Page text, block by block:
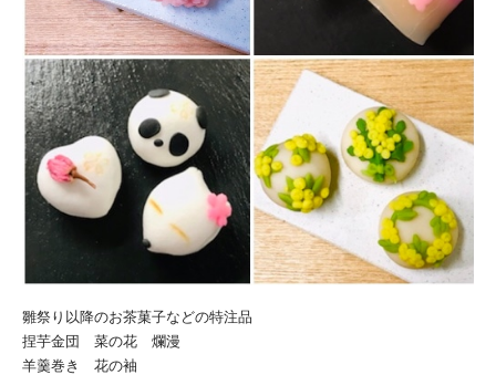
雛祭り以降のお茶菓子などの特注品
捏芋金団 菜の花 爛漫
羊羹巻き 花の袖